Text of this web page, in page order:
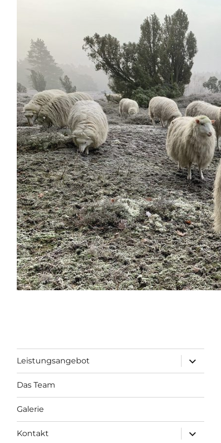
Leistungsangebot
öffnen
Das Team
Galerie
Kontakt
öffnen